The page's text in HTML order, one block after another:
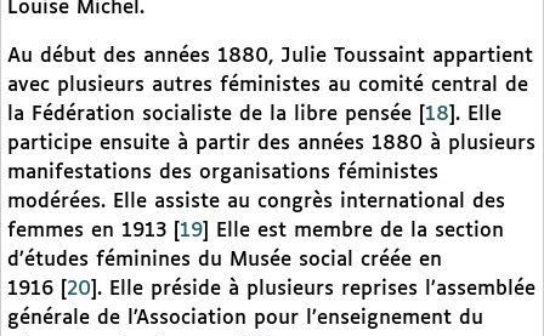
Louise Michel.
Au début des années 1880, Julie Toussaint appartient
avec plusieurs autres féministes au comité central de
la Fédération socialiste de la libre pensée
18 . Elle
participe ensuite à partir des années 1880 à plusieurs
manifestations des organisations féministes
modérées. Elle assiste au congrès international des
femmes en 1913
19
Elle est membre de la section
d’études féminines du Musée social créée en
1916
20 . Elle préside à plusieurs reprises l’assemblée
générale de l’Association pour l’enseignement du